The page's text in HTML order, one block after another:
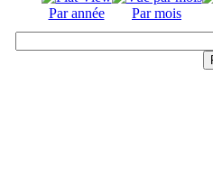
Par année Par mois